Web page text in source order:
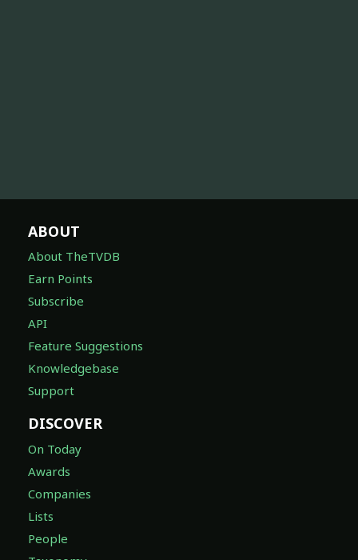
ABOUT
About TheTVDB
Earn Points
Subscribe
API
Feature Suggestions
Knowledgebase
Support
DISCOVER
On Today
Awards
Companies
Lists
People